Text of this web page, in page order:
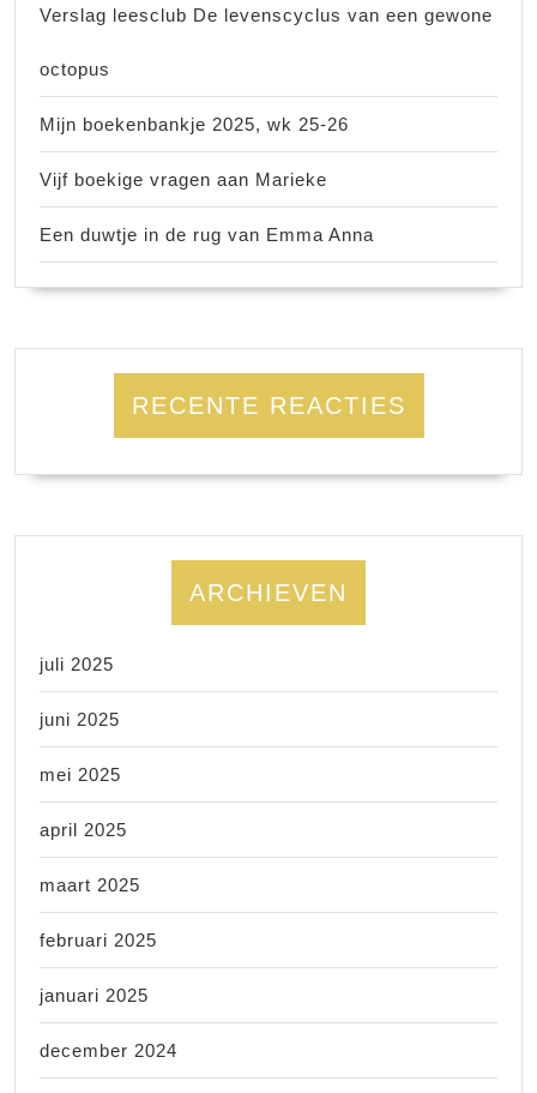
Verslag leesclub De levenscyclus van een gewone
octopus
Mijn boekenbankje 2025, wk 25-26
Vijf boekige vragen aan Marieke
Een duwtje in de rug van Emma Anna
RECENTE REACTIES
ARCHIEVEN
juli 2025
juni 2025
mei 2025
april 2025
maart 2025
februari 2025
januari 2025
december 2024